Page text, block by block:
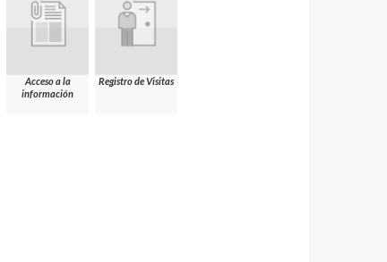
Acceso a la
información
Registro de Visitas